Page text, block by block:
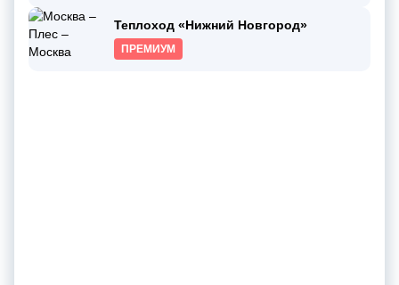
Теплоход «Нижний Новгород»
ПРЕМИУМ